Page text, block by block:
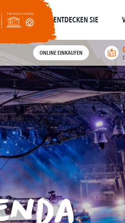
ENTDECKEN SIE
widerhallt
Alle geführten Touren
ONLINE EINKAUFEN